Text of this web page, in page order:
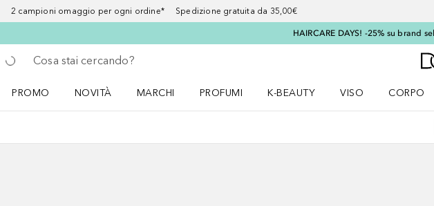
2 campioni omaggio per ogni ordine* Spedizione gratuita da 35,00€
HAIRCARE DAYS! -25% su brand
Torna indietro
Esegui ricerca
PROMO
NOVITÀ
MARCHI
PROFUMI
K-BEAUTY
VISO
CORPO